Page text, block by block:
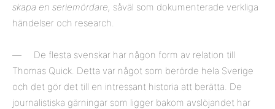
skapa en seriemördare, såväl som dokumenterade verkliga
händelser och research.
— De flesta svenskar har någon form av relation till
Thomas Quick. Detta var något som berörde hela Sverige
och det gör det till en intressant historia att berätta. De
journalistiska gärningar som ligger bakom avslöjandet har